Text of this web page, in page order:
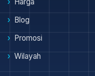
Blog
Promosi
Wilayah